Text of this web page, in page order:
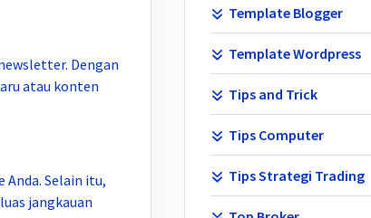
Dengan
atau konten
Selain itu,
jangkauan
Template Blogger
Template Wordpress
Tips and Trick
Tips Computer
Tips Strategi Trading